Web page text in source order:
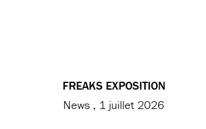
FREAKS EXPOSITION
News
1 juillet 2026